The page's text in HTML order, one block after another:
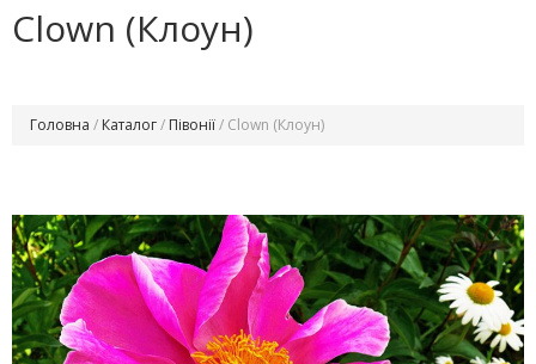
Clown (Клоун)
Головна / Каталог/ Півонії/ Clown (Клоун)